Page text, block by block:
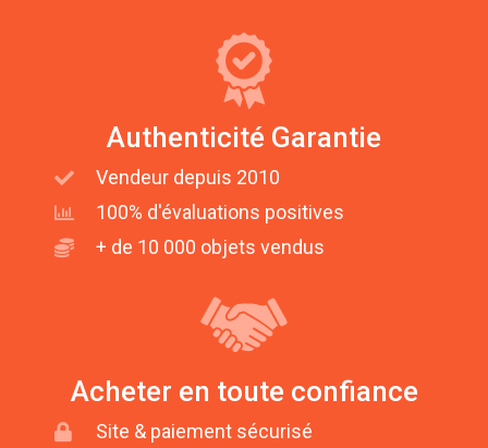
Authenticité Garantie
Vendeur depuis 2010
100% d'évaluations positives
+ de 10 000 objets vendus
Acheter en toute confiance
Site & paiement sécurisé